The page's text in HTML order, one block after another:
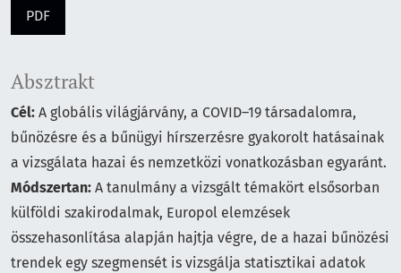
PDF
Absztrakt
Cél: A globális világjárvány, a COVID–19 társadalomra,
bűnözésre és a bűnügyi hírszerzésre gyakorolt hatásainak
a vizsgálata hazai és nemzetközi vonatkozásban egyaránt.
Módszertan: A tanulmány a vizsgált témakört elsősorban
külföldi szakirodalmak, Europol elemzések
összehasonlítása alapján hajtja végre, de a hazai bűnözési
trendek egy szegmensét is vizsgálja statisztikai adatok